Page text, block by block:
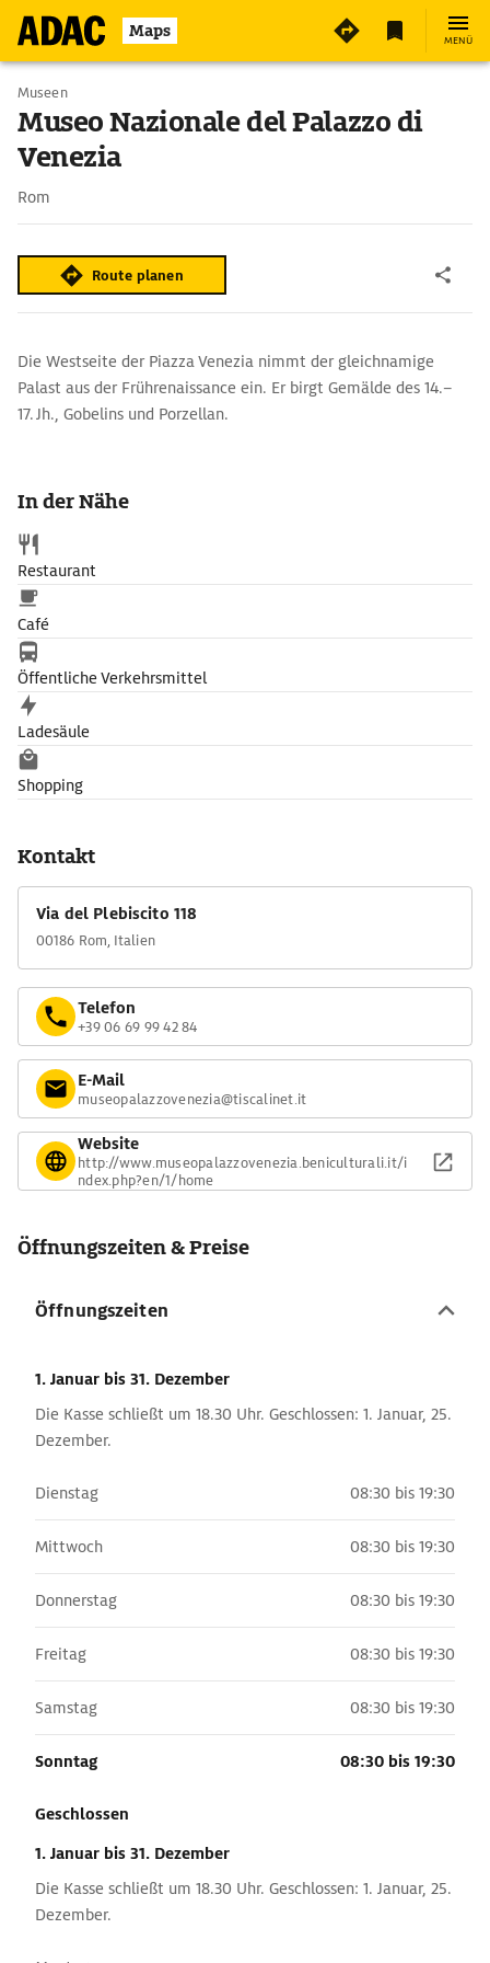
Maps MENÜ
Museen
Museo Nazionale del Palazzo di
Venezia
Rom
Route planen
Die Westseite der Piazza Venezia nimmt der gleichnamige
Palast aus der Frührenaissance ein. Er birgt Gemälde des 14.–
17. Jh., Gobelins und Porzellan.
In der Nähe
Restaurant
Café
Öffentliche Verkehrsmittel
Ladesäule
Shopping
Kontakt
Via del Plebiscito 118
00186 Rom, Italien
Telefon
+39 06 69 99 42 84
E-Mail
museopalazzovenezia@tiscalinet.it
Website
http://www.museopalazzovenezia.beniculturali.it/i
ndex.php?en/1/home
Öffnungszeiten & Preise
Öffnungszeiten
1. Januar bis 31. Dezember
Die Kasse schließt um 18.30 Uhr. Geschlossen: 1. Januar, 25.
Dezember.
Dienstag 08:30 bis 19:30
Mittwoch 08:30 bis 19:30
Donnerstag 08:30 bis 19:30
Freitag 08:30 bis 19:30
Samstag 08:30 bis 19:30
Sonntag 08:30 bis 19:30
Geschlossen
1. Januar bis 31. Dezember
Die Kasse schließt um 18.30 Uhr. Geschlossen: 1. Januar, 25.
Dezember.